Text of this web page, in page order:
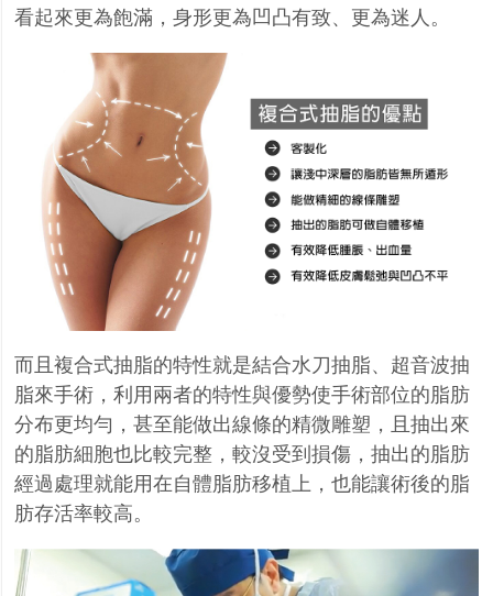
看起來更為飽滿，身形更為凹凸有致、更為迷人。
而且複合式抽脂的特性就是結合水刀抽脂、超音波抽
脂來手術，利用兩者的特性與優勢使手術部位的脂肪
分布更均勻，甚至能做出線條的精微雕塑，且抽出來
的脂肪細胞也比較完整，較沒受到損傷，抽出的脂肪
經過處理就能用在自體脂肪移植上，也能讓術後的脂
肪存活率較高。